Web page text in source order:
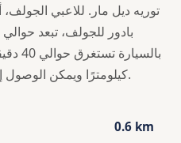
توريه ديل مار. للاعبي
كيلومترًا ويمكن الوصول إليه بسهولة عبر الطريق السريع.
0.6 km